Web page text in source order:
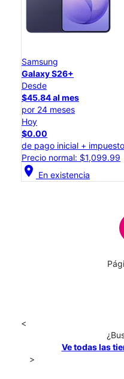
Samsung
Galaxy S26+
Desde
$45.84 al mes
por 24 meses
Hoy
$0.00
de pago inicial +
Precio normal: $1,099.99
location_on En existencia
<
Ve todas las
>